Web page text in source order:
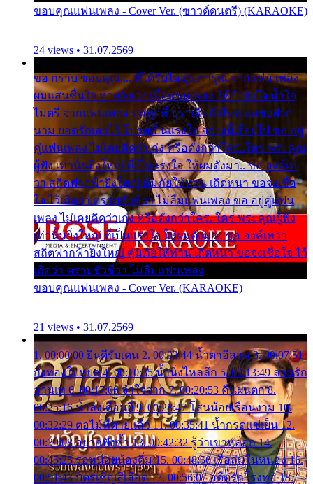
ขอบคุณแฟนเพลง - Cover Ver. (ซาวด์ดนตรี) (KARAOKE)
24 views • 31.07.2569
ขอ กราบ ขอบคุณ.... ที่ได้รับไออุ่น การุณ จากแฟน เพลง
ผมแสนชื่นใจ หายวังเวง เมื่อแฟนเพลง ให้กำลังใจ น้ำใจ
ไมตรี จากแฟนเพลง ทุกทุกที่ ปราณีหลั่งไหล ผมขอฝาก
นาม ยอดรักเอาไว้ โปรดเป็นแรงใจ อย่างนี้เรื่อยไป ขอ อยู่
คู่แฟนเพลง ไม่เคยคิดว่าเก่ง หรือดังกว่าใคร..ใคร พระคุณ
ผู้ฟัง เท่านั้นยิ่งใหญ่ ที่เป็นแรงใจ ให้ผมดังมา.. ขอ องค์เท
วา สถิตฟากฟ้ายิ่งใหญ่ คุ้มภัยให้ท่าน เถิดหนา ขอจงเชื่อ
ใจ ไว้เถิดว่า ตราบชั่วชีวา ไม่ลืมแฟนเพลง ขอ อยู่คู่แฟน
เพลง ไม่เคยคิดว่าเก่ง หรือดังกว่าใคร..ใคร พระคุณผู้ฟัง
เท่านั้นยิ่งใหญ่ ที่เป็นแรงใจ ให้ผมดังมา.. ขอ องค์เทวา
สถิตฟากฟ้ายิ่งใหญ่ คุ้มภัยให้ท่าน เถิดหนา ขอจงเชื่อใจ ไว้
เถิดว่า ตราบชั่วชีวา ไม่ลืมแฟนเพลง
ขอบคุณแฟนเพลง - Cover Ver. (KARAOKE)
21 views • 31.07.2569
1. 00:00:00 ยินดีรับเดน 2. 00:03:44 น้ำตาอีสาน 3. 00:07:51
กิ่งทองใบหยก 4. 00:10:35 น้ำนิ่งไหลลึก 5. 00:13:49 ลานรัก
ลานเท 6. 00:17:06 จำใจจาก 7. 00:20:53 คืนฝนตก 8.
00:25:16 น้ำลงเดือนยี่ 9. 00:28:47 โสนน้อยเรือนงาม 10.
00:32:29 ตอไม้ที่ตายแล้ว 11. 00:35:41 น้ำกรดแช่เย็น 12.
00:39:08 อยากฟังซ้ำ 13. 00:42:32 รู้ว่าเขาหลอก 14.
00:45:25 รอหน่อยน้องติ๋ม 15. 00:48:56 เรือล่มในหนอง 16.
00:51:43 บัตรเชิญสีเลือด 17. 00:56:07 อดีตรักโรงทอ 18.